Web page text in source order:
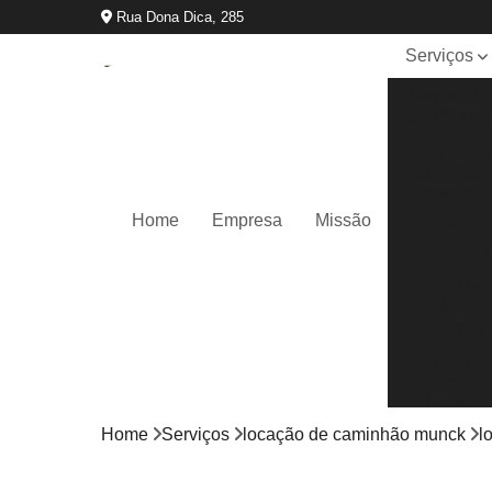
Rua Dona Dica, 285
Home Empresa Missão
Serviços
máquinas
Home Serviços locação de caminhão munck